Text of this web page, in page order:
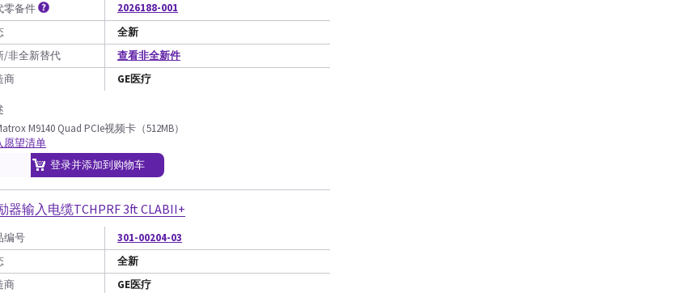
零备件
2026188-001
全新
/非全新替代
查看非全新件
商
GE医疗
M9140 Quad PCIe视频卡（512MB）
愿望清单
登录并添加到购物车
器输入电缆TCHPRF 3ft CLABII+
编号
301-00204-03
全新
商
GE医疗